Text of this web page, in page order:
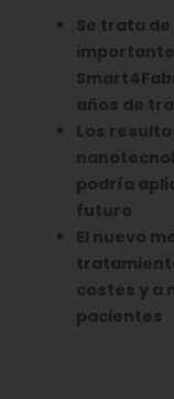
Se trata
años de
Los
podría
futuro
El nuevo
costes y a
pacientes